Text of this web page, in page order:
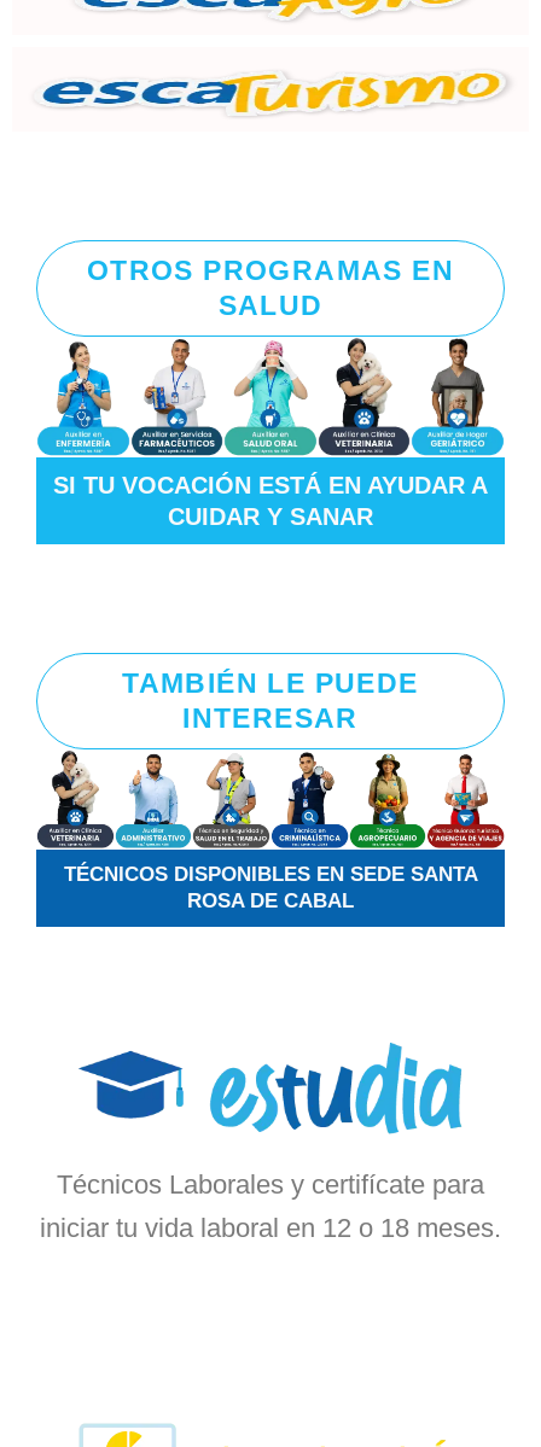
OTROS PROGRAMAS EN
SALUD
SI TU VOCACIÓN ESTÁ EN AYUDAR A
CUIDAR Y SANAR
TAMBIÉN LE PUEDE
INTERESAR
TÉCNICOS DISPONIBLES EN SEDE SANTA
ROSA DE CABAL
Técnicos Laborales y certifícate para
iniciar tu vida laboral en 12 o 18 meses.